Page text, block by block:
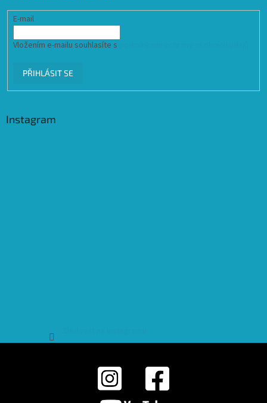
E-mail
Vložením e-mailu souhlasíte s
PŘIHLÁSIT SE
Instagram